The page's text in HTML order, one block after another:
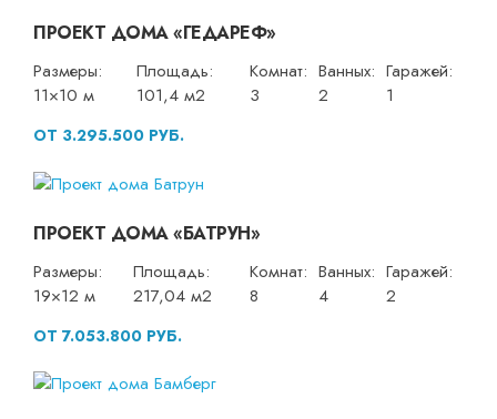
ПРОЕКТ ДОМА «ГЕДАРЕФ»
Размеры:
11×10 м
Площадь:
101,4 м2
Комнат:
3
Ванных:
2
Гаражей:
1
ОТ 3.295.500 РУБ.
ПРОЕКТ ДОМА «БАТРУН»
Размеры:
19×12 м
Площадь:
217,04 м2
Комнат:
8
Ванных:
4
Гаражей:
2
ОТ 7.053.800 РУБ.